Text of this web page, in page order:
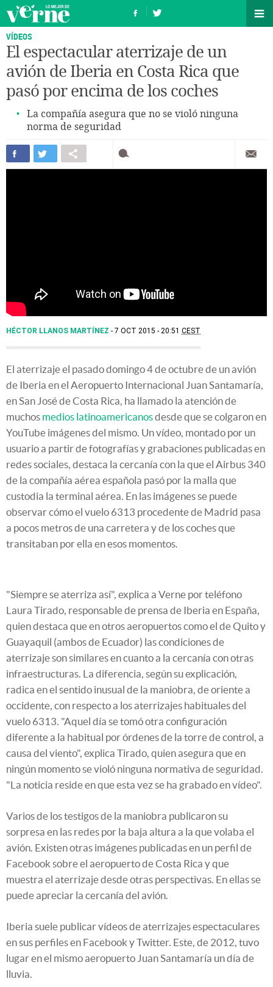
VÍDEOS
El espectacular aterrizaje de un
avión de Iberia en Costa Rica que
pasó por encima de los coches
La compañía asegura que no se violó ninguna
norma de seguridad
HÉCTOR LLANOS MARTÍNEZ 7 OCT 2015 - 20:51 CEST
El aterrizaje el pasado domingo 4 de octubre de un avión
de Iberia en el Aeropuerto Internacional Juan Santamaría,
en San José de Costa Rica, ha llamado la atención de
muchos medios latinoamericanosdesde que se colgaron en
YouTube imágenes del mismo. Un vídeo, montado por un
usuario a partir de fotografías y grabaciones publicadas en
redes sociales, destaca la cercanía con la que el Airbus 340
de la compañía aérea española pasó por la malla que
custodia la terminal aérea. En las imágenes se puede
observar cómo el vuelo 6313 procedente de Madrid pasa
a pocos metros de una carretera y de los coches que
transitaban por ella en esos momentos.
"Siempre se aterriza así", explica a Verne por teléfono
Laura Tirado, responsable de prensa de Iberia en España,
quien destaca que en otros aeropuertos como el de Quito y
Guayaquil (ambos de Ecuador) las condiciones de
aterrizaje son similares en cuanto a la cercanía con otras
infraestructuras. La diferencia, según su explicación,
radica en el sentido inusual de la maniobra, de oriente a
occidente, con respecto a los aterrizajes habituales del
vuelo 6313. "Aquel día se tomó otra configuración
diferente a la habitual por órdenes de la torre de control, a
causa del viento", explica Tirado, quien asegura que en
ningún momento se violó ninguna normativa de seguridad.
"La noticia reside en que esta vez se ha grabado en vídeo".
Varios de los testigos de la maniobra publicaron su
sorpresa en las redes por la baja altura a la que volaba el
avión. Existen otras imágenes publicadas en un perfil de
Facebook sobre el aeropuerto de Costa Rica y que
muestra el aterrizaje desde otras perspectivas. En ellas se
puede apreciar la cercanía del avión.
Iberia suele publicar vídeos de aterrizajes espectaculares
en sus perfiles en Facebook y Twitter. Este, de 2012, tuvo
lugar en el mismo aeropuerto Juan Santamaría un día de
lluvia.